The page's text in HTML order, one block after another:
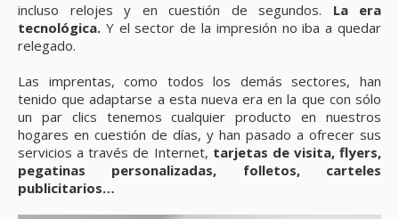
incluso relojes y en cuestión de segundos. La era
tecnológica. Y el sector de la impresión no iba a quedar
relegado.
Las imprentas, como todos los demás sectores, han
tenido que adaptarse a esta nueva era en la que con sólo
un par clics tenemos cualquier producto en nuestros
hogares en cuestión de días, y han pasado a ofrecer sus
servicios a través de Internet, tarjetas de visita, flyers,
pegatinas personalizadas, folletos, carteles
publicitarios…